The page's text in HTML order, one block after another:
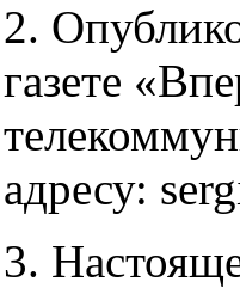
2.
газете
адресу:
3.